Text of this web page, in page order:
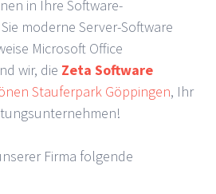
in Ihre Software-
moderne Server-Software
Microsoft Office
wir, die Zeta Software
Stauferpark Göppingen, Ihr
Firma folgende